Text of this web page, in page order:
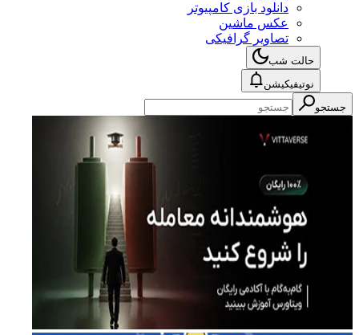
دانلود بازی کامپیوتر
عکس ماشین
تصاویر گرافیکی
حالت شب
نوتیفیکیشن
جستجو